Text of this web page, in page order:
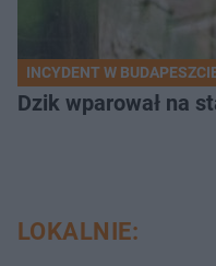
INCYDENT W
Dzik wparował na
LOKALNIE: